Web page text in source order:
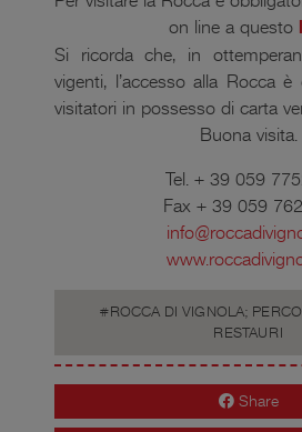
on line a questo
Si ricorda che, in
vigenti, l’accesso alla Rocca
visitatori in possesso di carta
Buona visita.
Tel. + 39 059
Fax + 39 059
ROCCA DI VIGNOLA;
RESTAURI
Share